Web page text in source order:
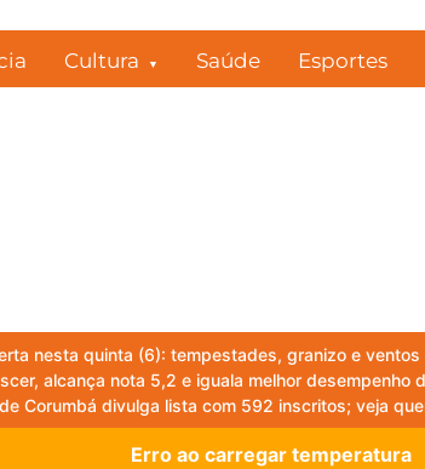
Cultura Saúde Esportes
nesta quinta (6): tempestades, granizo e
alcança nota 5,2 e iguala melhor desempenho
Corumbá divulga lista com 592 inscritos; veja
Erro ao carregar temperatura